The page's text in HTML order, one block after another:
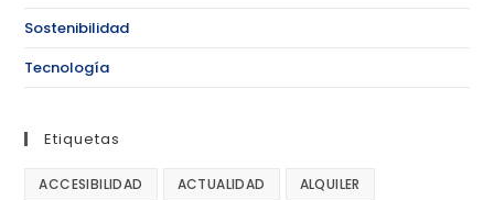
Sostenibilidad
Tecnología
Etiquetas
ACCESIBILIDAD ACTUALIDAD ALQUILER